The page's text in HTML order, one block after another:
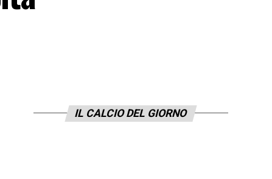
IL CALCIO DEL GIORNO